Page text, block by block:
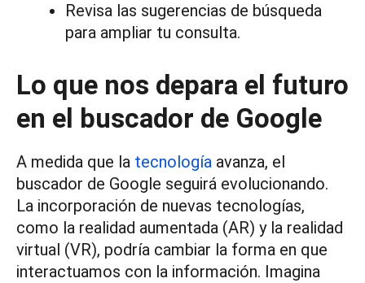
Revisa las sugerencias de búsqueda
para ampliar tu consulta.
Lo que nos depara el futuro
en el buscador de Google
A medida que la tecnología avanza, el
buscador de Google seguirá evolucionando.
La incorporación de nuevas tecnologías,
como la realidad aumentada (AR) y la realidad
virtual (VR), podría cambiar la forma en que
interactuamos con la información. Imagina